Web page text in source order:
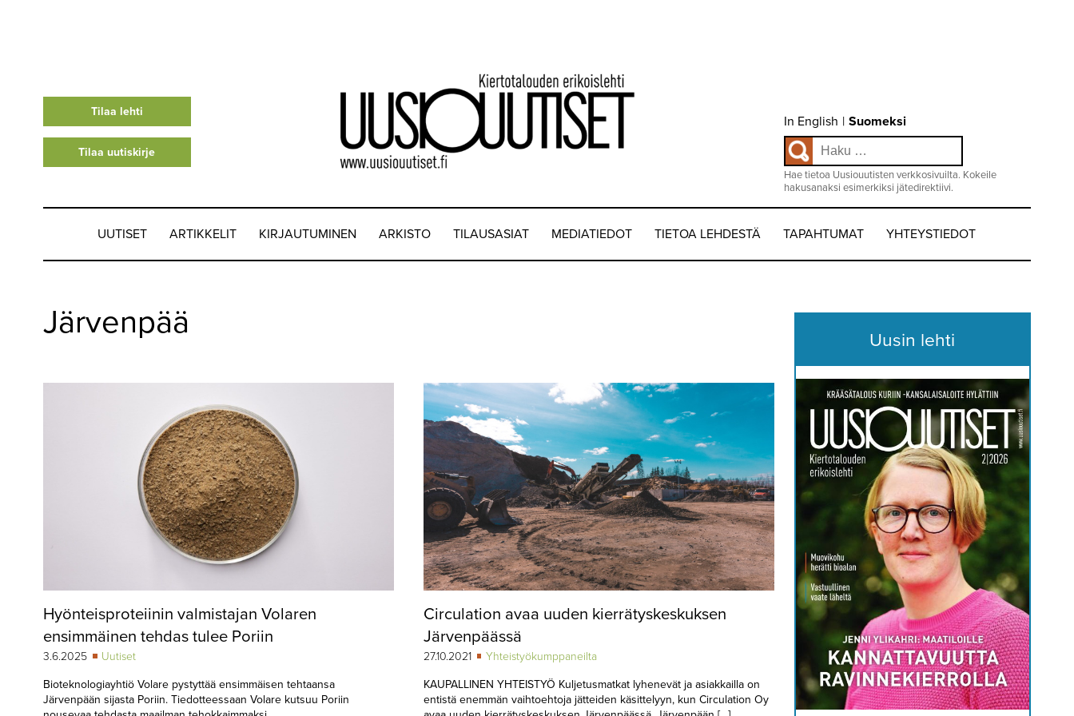
Tilaa lehti
Tilaa uutiskirje
Choose
language
Valitse
kieli:
In English | Suomeksi
Haku:
Hae tietoa Uusiouutisten verkkosivuilta. Kokeile
hakusanaksi esimerkiksi jätedirektiivi.
UUTISET ARTIKKELIT KIRJAUTUMINEN ARKISTO TILAUSASIAT MEDIATIEDOT TIETOA LEHDESTÄ TAPAHTUMAT YHTEYSTIEDOT
ARTIKKELIT
YHTEYSTIEDOT
Järvenpää
Hyönteisproteiinin valmistajan Volaren
ensimmäinen tehdas tulee Poriin
3.6.2025 Uutiset
Bioteknologiayhtiö Volare pystyttää ensimmäisen tehtaansa
Järvenpään sijasta Poriin. Tiedotteessaan Volare kutsuu Poriin
Circulation avaa uuden kierrätyskeskuksen
Järvenpäässä
27.10.2021 Yhteistyökumppaneilta
KAUPALLINEN YHTEISTYÖ Kuljetusmatkat lyhenevät ja asiakkailla on
entistä enemmän vaihtoehtoja jätteiden käsittelyyn, kun Circulation Oy
Uusin lehti